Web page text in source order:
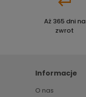
Aż 365 dni na
zwrot
Informacje
O nas